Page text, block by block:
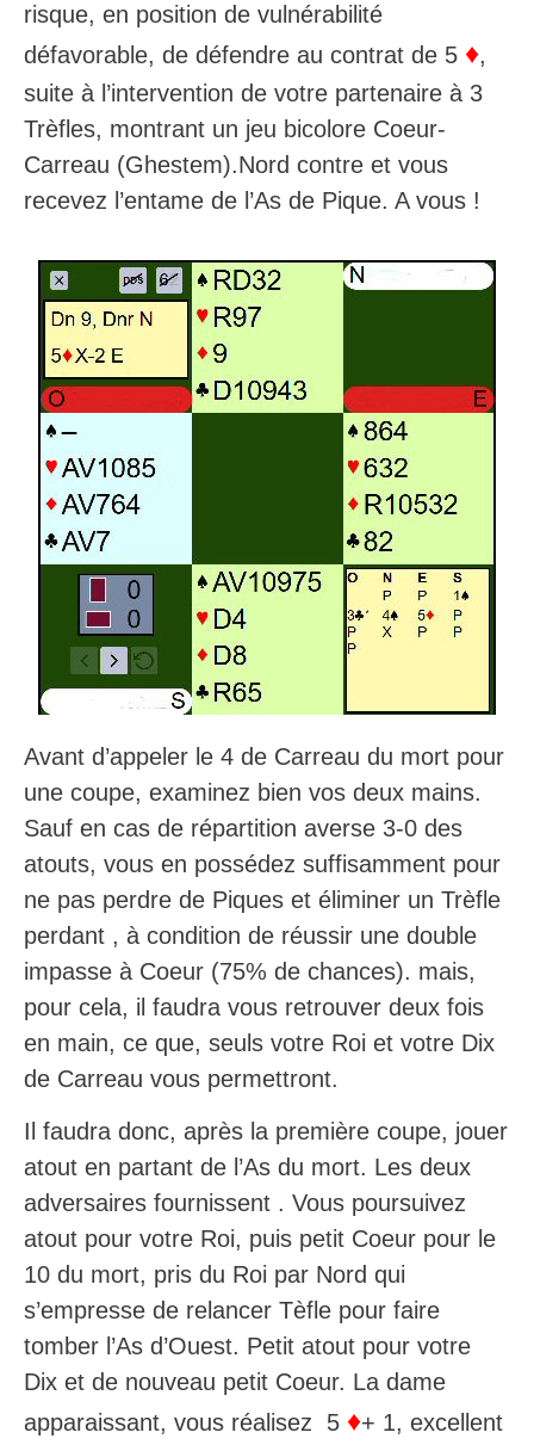
risque, en position de vulnérabilité
défavorable, de défendre au contrat de 5 ♦,
suite à l’intervention de votre partenaire à 3
Trèfles, montrant un jeu bicolore Coeur-
Carreau (Ghestem).Nord contre et vous
recevez l’entame de l’As de Pique. A vous !
Avant d’appeler le 4 de Carreau du mort pour
une coupe, examinez bien vos deux mains.
Sauf en cas de répartition averse 3-0 des
atouts, vous en possédez suffisamment pour
ne pas perdre de Piques et éliminer un Trèfle
perdant , à condition de réussir une double
impasse à Coeur (75% de chances). mais,
pour cela, il faudra vous retrouver deux fois
en main, ce que, seuls votre Roi et votre Dix
de Carreau vous permettront.
Il faudra donc, après la première coupe, jouer
atout en partant de l’As du mort. Les deux
adversaires fournissent . Vous poursuivez
atout pour votre Roi, puis petit Coeur pour le
10 du mort, pris du Roi par Nord qui
s’empresse de relancer Tèfle pour faire
tomber l’As d’Ouest. Petit atout pour votre
Dix et de nouveau petit Coeur. La dame
apparaissant, vous réalisez 5 ♦+ 1, excellent